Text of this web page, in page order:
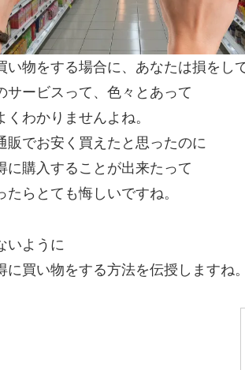
い物をする場合に、あなたは損をし
サービスって、色々とあって
くわかりませんよね。
販でお安く買えたと思ったのに
に購入することが出来たって
たらとても悔しいですね。
いように
に買い物をする方法を伝授しますね。